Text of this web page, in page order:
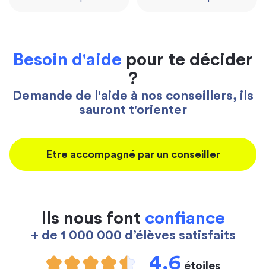
Besoin d'aide pour te décider
?
Demande de l'aide à nos conseillers, ils
sauront t'orienter
Etre accompagné par un conseiller
Ils nous font confiance
+ de 1 000 000 d’élèves satisfaits
4,6 étoiles